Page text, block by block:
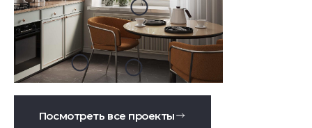
Посмотреть все проекты